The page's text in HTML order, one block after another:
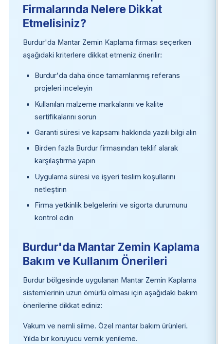
Firmalarında Nelere Dikkat
Etmelisiniz?
Burdur'da Mantar Zemin Kaplama firması seçerken
aşağıdaki kriterlere dikkat etmeniz önerilir:
Burdur'da daha önce tamamlanmış referans
projeleri inceleyin
Kullanılan malzeme markalarını ve kalite
sertifikalarını sorun
Garanti süresi ve kapsamı hakkında yazılı bilgi alın
Birden fazla Burdur firmasından teklif alarak
karşılaştırma yapın
Uygulama süresi ve işyeri teslim koşullarını
netleştirin
Firma yetkinlik belgelerini ve sigorta durumunu
kontrol edin
Burdur'da Mantar Zemin Kaplama
Bakım ve Kullanım Önerileri
Burdur bölgesinde uygulanan Mantar Zemin Kaplama
sistemlerinin uzun ömürlü olması için aşağıdaki bakım
önerilerine dikkat ediniz:
Vakum ve nemli silme. Özel mantar bakım ürünleri.
Yılda bir koruyucu vernik yenileme.